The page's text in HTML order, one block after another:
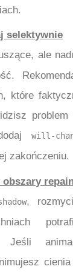
selektywnie
ale
które
problem
will-
zakończeniu.
,
Jeśli